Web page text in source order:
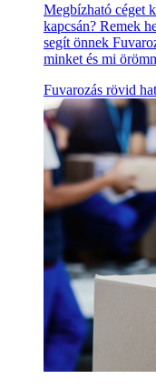
Megbízható céget
kapcsán? Remek
segít önnek
minket és mi
Fuvarozás rövid